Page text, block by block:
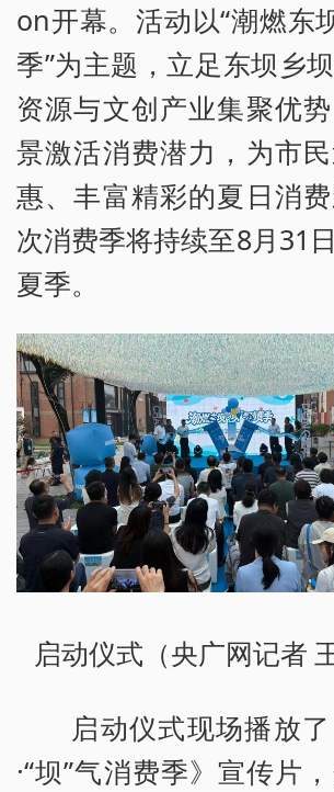
on开幕。活动以“潮燃东
季”为主题，立足东坝乡
资源与文创产业集聚优
景激活消费潜力，为市
惠、丰富精彩的夏日消
次消费季将持续至8月31
夏季。
启动仪式（央广网记者
启动仪式现场播放
·“坝”气消费季》宣传片